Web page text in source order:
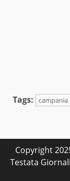
Tags: campania
Copyright
Testata